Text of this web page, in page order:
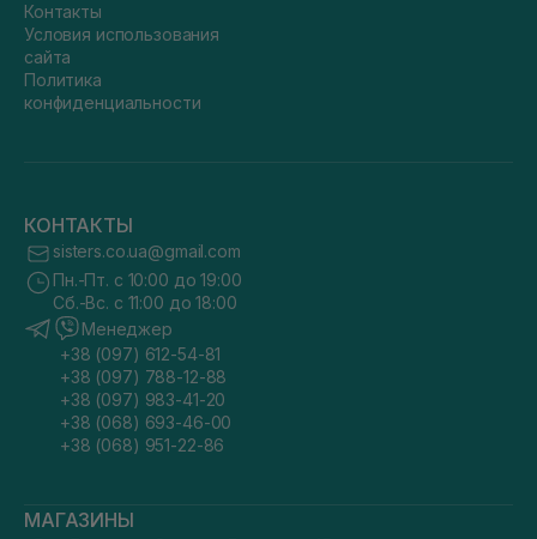
Контакты
Условия использования
сайта
Политика
конфиденциальности
КОНТАКТЫ
sisters.co.ua@gmail.com
Пн.-Пт. с 10:00 до 19:00
Сб.-Вс. с 11:00 до 18:00
Менеджер
+38 (097) 612-54-81
+38 (097) 788-12-88
+38 (097) 983-41-20
+38 (068) 693-46-00
+38 (068) 951-22-86
МАГАЗИНЫ